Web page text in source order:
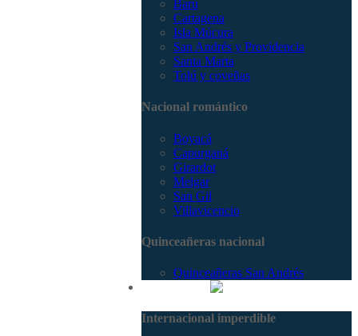
Barú
Cartagena
Isla Múcura
San Andrés y Providencia
Santa Marta
Tolú y coveñas
Nacional romántico
Boyacá
Capurganá
Girardot
Melgar
San Gil
Villavicencio
Quinceañeras nacional
Quinceañeras San Andrés
Internacional imperdible